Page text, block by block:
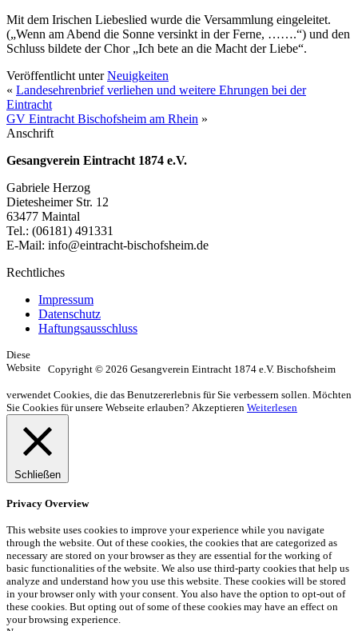
Mit dem Irischen Liebeslied wurde die Versammlung eingeleitet.
(„Wenn am Abend die Sonne versinkt in der Ferne, …….“) und den
Schluss bildete der Chor „Ich bete an die Macht der Liebe“.
Veröffentlicht unter Neuigkeiten
« Landesehrenbrief verliehen und weitere Ehrungen bei der
Eintracht
GV Eintracht Bischofsheim am Rhein »
Anschrift
Gesangverein Eintracht 1874 e.V.
Gabriele Herzog
Dietesheimer Str. 12
63477 Maintal
Tel.: (06181) 491331
E-Mail: info@eintracht-bischofsheim.de
Rechtliches
Impressum
Datenschutz
Haftungsausschluss
Copyright © 2026 Gesangverein Eintracht 1874 e.V. Bischofsheim
Diese
Website
verwendet Cookies, die das Benutzererlebnis für Sie verbessern sollen. Möchten
Sie Cookies für unsere Webseite erlauben? Akzeptieren Weiterlesen
Schließen
Privacy Overview
This website uses cookies to improve your experience while you navigate
through the website. Out of these cookies, the cookies that are categorized as
necessary are stored on your browser as they are essential for the working of
basic functionalities of the website. We also use third-party cookies that help us
analyze and understand how you use this website. These cookies will be stored
in your browser only with your consent. You also have the option to opt-out of
these cookies. But opting out of some of these cookies may have an effect on
your browsing experience.